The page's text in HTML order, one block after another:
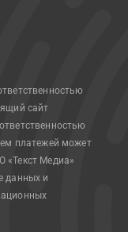
сайт
платежей может
«Текст Медиа»
данных и